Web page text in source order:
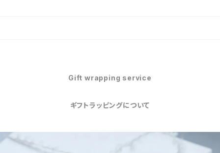
Gift wrapping service
ギフトラッピングについて